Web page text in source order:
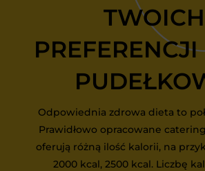
TWOICH
Odpowiednia zdrowa dieta to
Prawidłowo opracowane
oferują różną ilość kalorii, na
2000 kcal, 2500 kcal. Liczbę